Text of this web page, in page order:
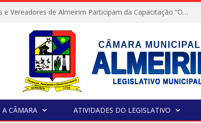
Servidores e Vereadores de Almeirim Participam da Capacitação “Orientar é a Nossa Missão”
A CÂMARA ATIVIDADES DO LEGISLATIVO